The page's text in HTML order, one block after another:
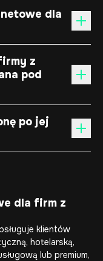
dla
z
pod
po jej
dla firm z
klientów
hotelarską,
lub premium,